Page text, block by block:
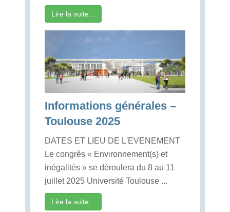
Lire la suite...
Informations générales –
Toulouse 2025
DATES ET LIEU DE L'EVENEMENT
Le congrès « Environnement(s) et
inégalités » se déroulera du 8 au 11
juillet 2025 Université Toulouse ...
Lire la suite...